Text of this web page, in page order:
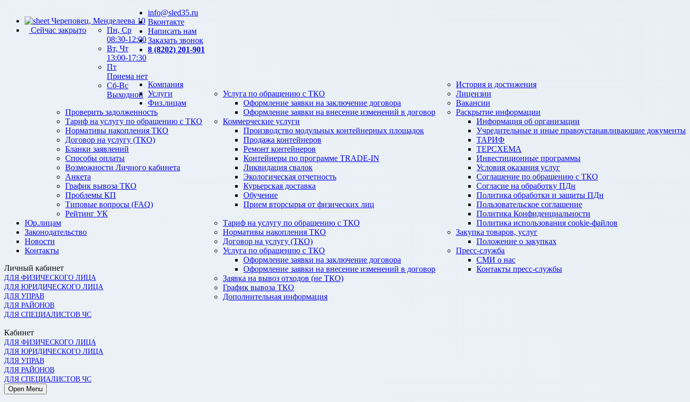
Череповец, Менделеева 10
Сейчас закрыто
Пн, Ср
08:30-12:00
Вт, Чт
13:00-17:30
Пт
Приема нет
Сб-Вс
Выходной
info@sled35.ru
Вконтакте
Написать нам
Заказать звонок
8 (8202) 201-901
Компания
История и достижения
Лицензии
Вакансии
Раскрытие информации
Информация об организации
Учредительные и иные правоустанавливающие документы
ТАРИФ
ТЕРСХЕМА
Инвестиционные программы
Условия оказания услуг
Соглашение по обращению с ТКО
Согласие на обработку ПДн
Политика обработки и защиты ПДн
Пользовательское соглашение
Политика Конфиденциальности
Политика использования cookie-файлов
Закупка товаров, услуг
Положение о закупках
Пресс-служба
СМИ о нас
Контакты пресс-службы
Услуги
Услуга по обращению с ТКО
Оформление заявки на заключение договора
Оформление заявки на внесение изменений в договор
Коммерческие услуги
Производство модульных контейнерных площадок
Продажа контейнеров
Ремонт контейнеров
Контейнеры по программе TRADE-IN
Ликвидация свалок
Экологическая отчетность
Курьерская доставка
Обучение
Прием вторсырья от физических лиц
Физ.лицам
Проверить задолженность
Тариф на услугу по обращению с ТКО
Нормативы накопления ТКО
Договор на услугу (ТКО)
Бланки заявлений
Способы оплаты
Возможности Личного кабинета
Анкета
График вывоза ТКО
Проблемы КП
Типовые вопросы (FAQ)
Рейтинг УК
Юр.лицам
Тариф на услугу по обращению с ТКО
Нормативы накопления ТКО
Договор на услугу (ТКО)
Услуга по обращению с ТКО
Оформление заявки на заключение договора
Оформление заявки на внесение изменений в договор
Заявка на вывоз отходов (не ТКО)
График вывоза ТКО
Дополнительная информация
Законодательство
Новости
Контакты
Личный кабинет
ДЛЯ ФИЗИЧЕСКОГО ЛИЦА
ДЛЯ ЮРИДИЧЕСКОГО ЛИЦА
ДЛЯ УПРАВ
ДЛЯ РАЙОНОВ
ДЛЯ СПЕЦИАЛИСТОВ ЧС
Кабинет
ДЛЯ ФИЗИЧЕСКОГО ЛИЦА
ДЛЯ ЮРИДИЧЕСКОГО ЛИЦА
ДЛЯ УПРАВ
ДЛЯ РАЙОНОВ
ДЛЯ СПЕЦИАЛИСТОВ ЧС
Open Menu